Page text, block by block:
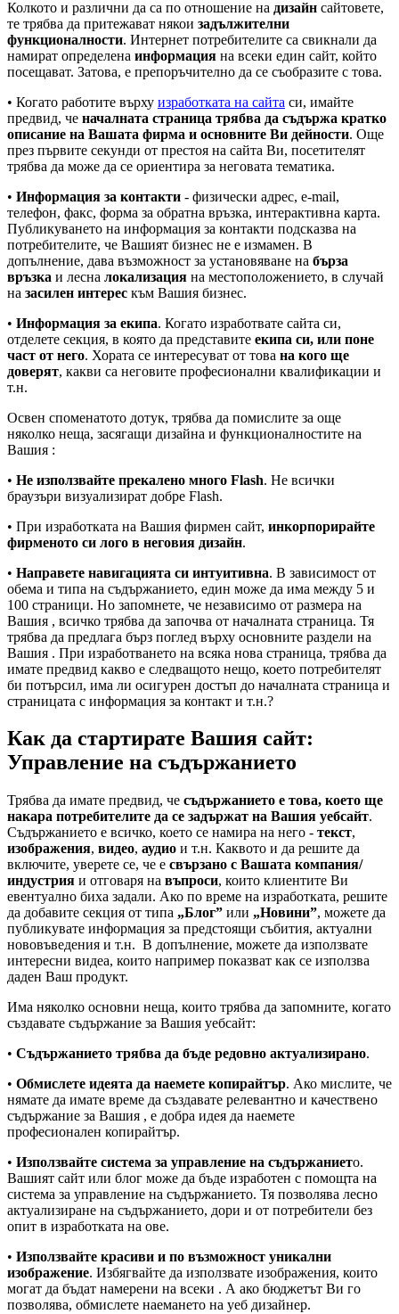
Колкото и различни да са по отношение на дизайн сайтовете,
те трябва да притежават някои задължителни
функционалности. Интернет потребителите са свикнали да
намират определена информация на всеки един сайт, който
посещават. Затова, е препоръчително да се съобразите с това.
• Когато работите върху изработката на сайта си, имайте
предвид, че началната страница трябва да съдържа кратко
описание на Вашата фирма и основните Ви дейности. Още
през първите секунди от престоя на сайта Ви, посетителят
трябва да може да се ориентира за неговата тематика.
• Информация за контакти - физически адрес, e-mail,
телефон, факс, форма за обратна връзка, интерактивна карта.
Публикуването на информация за контакти подсказва на
потребителите, че Вашият бизнес не е измамен. В
допълнение, дава възможност за установяване на бърза
връзка и лесна локализация на местоположението, в случай
на засилен интерес към Вашия бизнес.
• Информация за екипа. Когато изработвате сайта си,
отделете секция, в която да представите екипа си, или поне
част от него. Хората се интересуват от това на кого ще
доверят, какви са неговите професионални квалификации и
т.н.
Освен споменатото дотук, трябва да помислите за още
няколко неща, засягащи дизайна и функционалностите на
Вашия :
• Не използвайте прекалено много Flash. Не всички
браузъри визуализират добре Flash.
• При изработката на Вашия фирмен сайт, инкорпорирайте
фирменото си лого в неговия дизайн.
• Направете навигацията си интуитивна. В зависимост от
обема и типа на съдържанието, един може да има между 5 и
100 страници. Но запомнете, че независимо от размера на
Вашия , всичко трябва да започва от началната страница. Тя
трябва да предлага бърз поглед върху основните раздели на
Вашия . При изработването на всяка нова страница, трябва да
имате предвид какво е следващото нещо, което потребителят
би потърсил, има ли осигурен достъп до началната страница и
страницата с информация за контакт и т.н.?
Как да стартирате Вашия сайт:
Управление на съдържанието
Трябва да имате предвид, че съдържанието е това, което ще
накара потребителите да се задържат на Вашия уебсайт.
Съдържанието е всичко, което се намира на него - текст,
изображения, видео, аудио и т.н. Каквото и да решите да
включите, уверете се, че е свързано с Вашата компания/
индустрия и отговаря на въпроси, които клиентите Ви
евентуално биха задали. Ако по време на изработката, решите
да добавите секция от типа „Блог” или „Новини”, можете да
публикувате информация за предстоящи събития, актуални
нововъведения и т.н. В допълнение, можете да използвате
интересни видеа, които например показват как се използва
даден Ваш продукт.
Има няколко основни неща, които трябва да запомните, когато
създавате съдържание за Вашия уебсайт:
• Съдържанието трябва да бъде редовно актуализирано.
• Обмислете идеята да наемете копирайтър. Ако мислите, че
нямате да имате време да създавате релевантно и качествено
съдържание за Вашия , е добра идея да наемете
професионален копирайтър.
• Използвайте система за управление на съдържанието.
Вашият сайт или блог може да бъде изработен с помощта на
система за управление на съдържанието. Тя позволява лесно
актуализиране на съдържанието, дори и от потребители без
опит в изработката на ове.
• Използвайте красиви и по възможност уникални
изображение. Избягвайте да използвате изображения, които
могат да бъдат намерени на всеки . А ако бюджетът Ви го
позволява, обмислете наемането на уеб дизайнер.